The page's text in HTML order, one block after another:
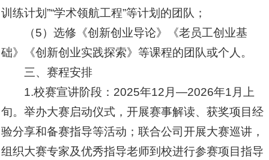
训练计划”“学术领航工程”等计划的团队；
（5）选修《创新创业导论》《老员工创业基
础》《创新创业实践探索》等课程的团队或个人。
三、赛程安排
1.校赛宣讲阶段：2025年12月—2026年1月上
旬。举办大赛启动仪式，开展赛事解读、获奖项目经
验分享和备赛指导等活动；联合公司开展大赛巡讲，
组织大赛专家及优秀指导老师到校进行参赛项目指导